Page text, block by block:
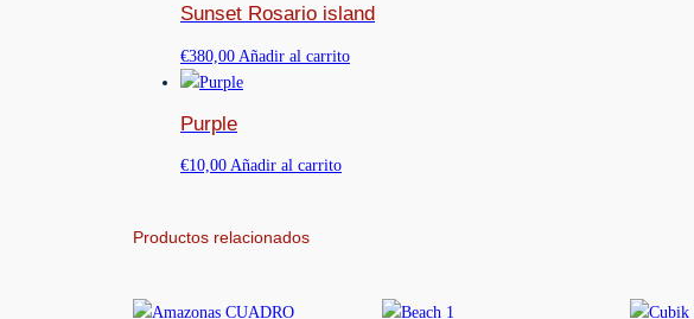
Sunset Rosario island
€380,00 Añadir al carrito
Purple
€10,00Añadir al carrito
Productos relacionados